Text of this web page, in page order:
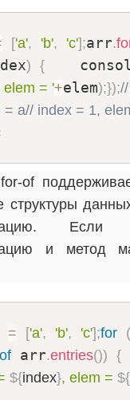
['a', 'b', 'c'] ;arr.
) {
elem = '+elem);});
= a// index = 1,
of
структуры
Если
и метод
= ['a', 'b', 'c'] ;for (
of arr.entries()) {
${index}, elem = ${